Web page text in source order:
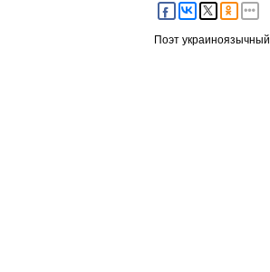
Поэт украиноязычный